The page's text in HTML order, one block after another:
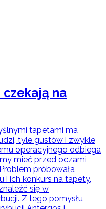
na
tapetami ma
tyle gustów i zwykle
operacyjnego odbiega
mieć przed oczami
próbowała
i ich konkurs na tapety,
się w
Z tego pomysłu